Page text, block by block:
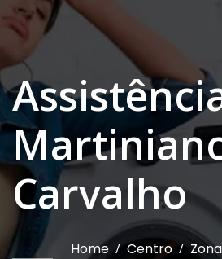
Carvalho
Home / Centro /